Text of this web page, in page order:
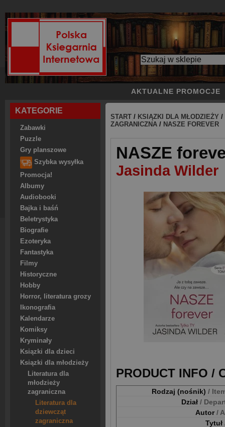
AKTUALNE PROMOCJE
KATEGORIE
Zabawki
Puzzle
Gry planszowe
Szybka wysyłka
Promocja!
Albumy
Audiobooki
Bajka i baśń
Beletrystyka
Biografie
Ezoteryka
Fantastyka
Filmy
Historyczne
Hobby
Horror, literatura grozy
Ikonografia
Kalendarze
Komiksy
Kryminały
Ksiązki dla dzieci
Ksiązki dla młodzieży
Literatura dla
młodzieży
zagraniczna
Literatura dla
dziewcząt
zagraniczna
START / KSIĄZKI DLA MŁODZIEŻY /
ZAGRANICZNA / NASZE FOREVER
NASZE
Jasinda Wilder
PRODUCT INFO /
Rodzaj (nośnik) /
Dział /
Autor/
Tytuł